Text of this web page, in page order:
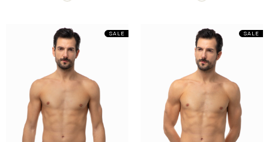
SALE SALE